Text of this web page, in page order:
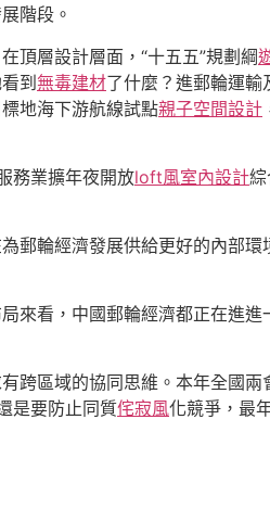
階段。
頂層設計層面，“十五五”規劃綱
到無毒建材了什麼？進郵輪運輸
地海下游航線試點親子空間設計
務業擴年夜開放loft風室內設計
郵輪經濟發展供給更好的內部
來看，中國郵輪經濟都正在進
跨區域的協同思維。本年全國
是要防止同質侘寂風化競爭，最